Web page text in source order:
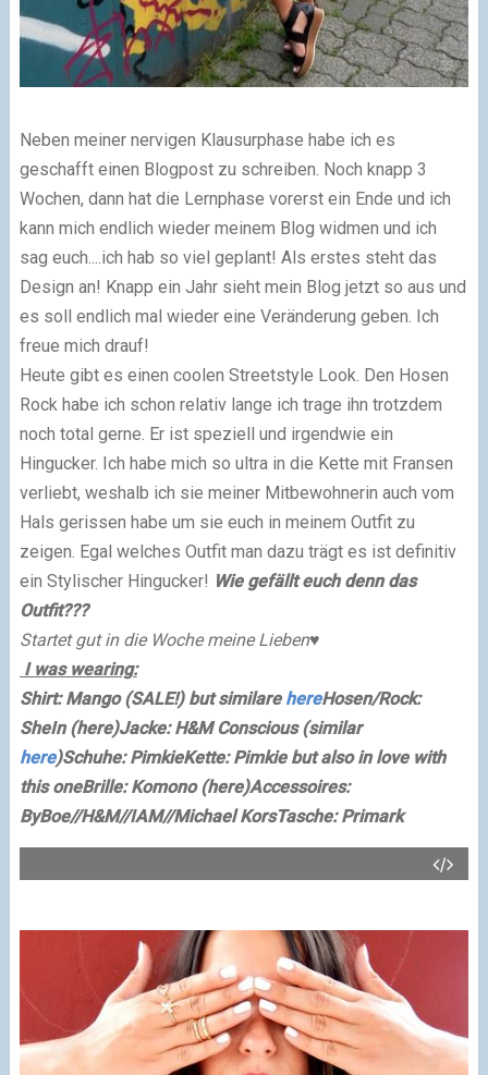
Neben meiner nervigen Klausurphase habe ich es
geschafft einen Blogpost zu schreiben. Noch knapp 3
Wochen, dann hat die Lernphase vorerst ein Ende und ich
kann mich endlich wieder meinem Blog widmen und ich
sag euch....ich hab so viel geplant! Als erstes steht das
Design an! Knapp ein Jahr sieht mein Blog jetzt so aus und
es soll endlich mal wieder eine Veränderung geben. Ich
freue mich drauf!
Heute gibt es einen coolen Streetstyle Look. Den Hosen
Rock habe ich schon relativ lange ich trage ihn trotzdem
noch total gerne. Er ist speziell und irgendwie ein
Hingucker. Ich habe mich so ultra in die Kette mit Fransen
verliebt, weshalb ich sie meiner Mitbewohnerin auch vom
Hals gerissen habe um sie euch in meinem Outfit zu
zeigen. Egal welches Outfit man dazu trägt es ist definitiv
ein Stylischer Hingucker! Wie gefällt euch denn das
Outfit???
Startet gut in die Woche meine Lieben♥
I was wearing:
Shirt: Mango (SALE!) but similare hereHosen/Rock:
SheIn (here)Jacke: H&M Conscious (similar
here)Schuhe: PimkieKette: Pimkie but also in love with
this oneBrille: Komono (here)Accessoires:
ByBoe//H&M//IAM//Michael KorsTasche: Primark